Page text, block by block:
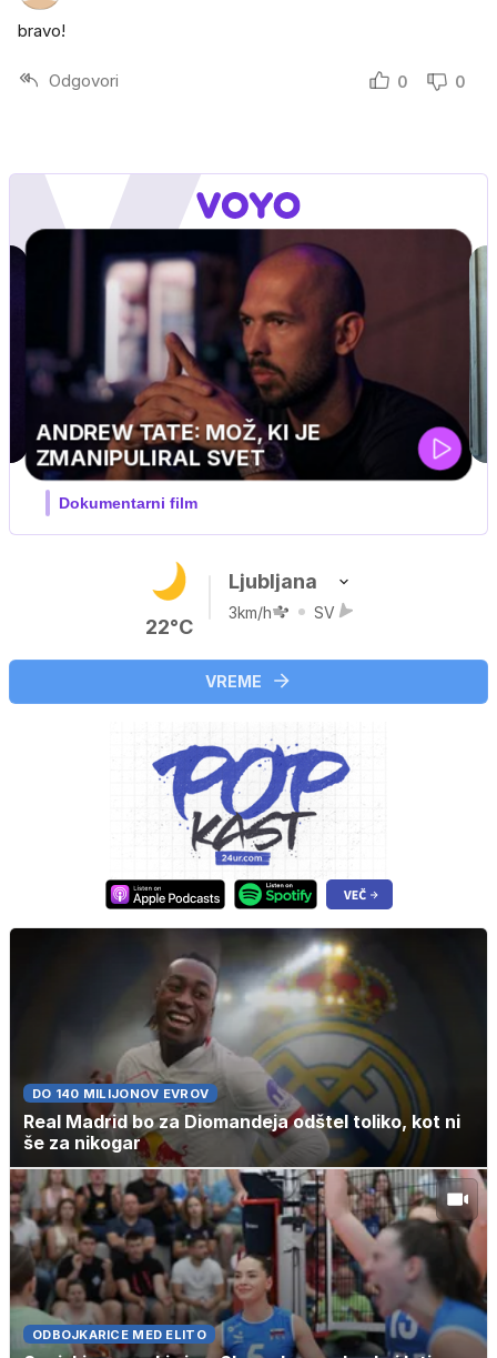
bravo!
Odgovori 0 0
22°C
Ljubljana
3km/h SV
VREME
DO 140 MILIJONOV EVROV
Real Madrid bo za Diomandeja odštel toliko, kot ni
še za nikogar
ODBOJKARICE MED ELITO